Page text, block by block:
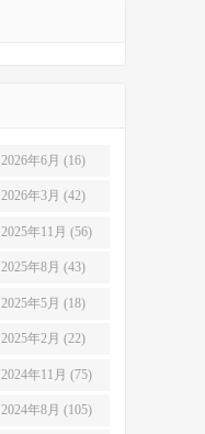
2026年6月 (16)
2026年3月 (42)
2025年11月 (56)
2025年8月 (43)
2025年5月 (18)
2025年2月 (22)
2024年11月 (75)
2024年8月 (105)